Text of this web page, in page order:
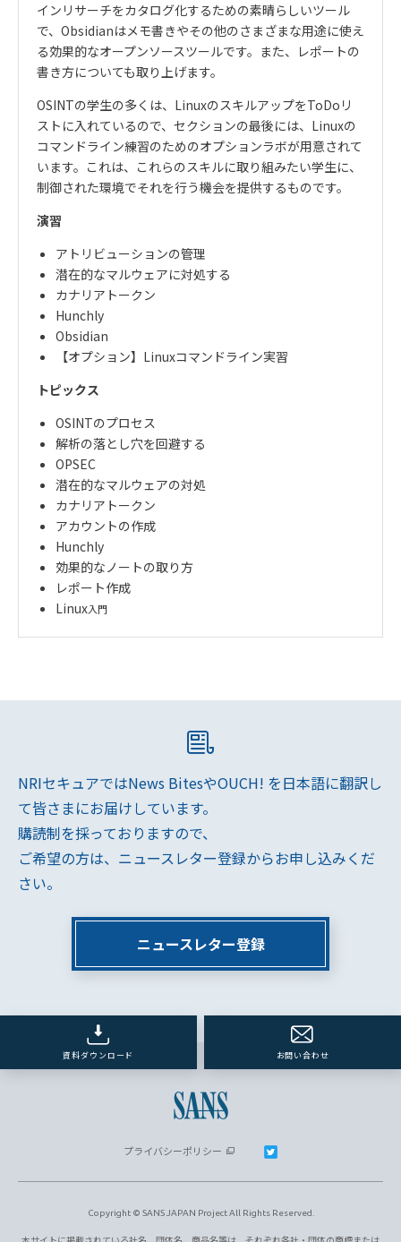
インリサーチをカタログ化するための素晴らしいツール
で、 Obsidianはメモ書きやその他のさまざまな用途に使え
る効果的なオープンソースツールです。また、レポートの
書き方についても取り上げます。
OSINTの学生の多くは、 LinuxのスキルアップをToDo リ
ストに入れているので、セクションの最後には、 Linuxの
コマンドライン練習のためのオプションラボが用意されて
います。これは、これらのスキルに取り組みたい学生に、
制御された環境でそれを行う機会を提供するものです。
演習
アトリビューションの管理
潜在的なマルウェアに対処する
カナリアトークン
Hunchly
Obsidian
【オプション】 Linuxコマンドライン実習
トピックス
OSINTのプロセス
解析の落とし穴を回避する
OPSEC
潜在的なマルウェアの対処
カナリアトークン
アカウントの作成
Hunchly
効果的なノートの取り方
レポート作成
Linux入門
NRIセキュアではNews BitesやOUCH! を日本語に翻訳し
て皆さまにお届けしています。
購読制を採っておりますので、
ご希望の方は、ニュースレター登録からお申し込みくだ
さい。
ニュースレター登録
資料ダウンロード お問い合わせ
プライバシーポリシー
Copyright © SANS JAPAN Project All Rights Reserved.